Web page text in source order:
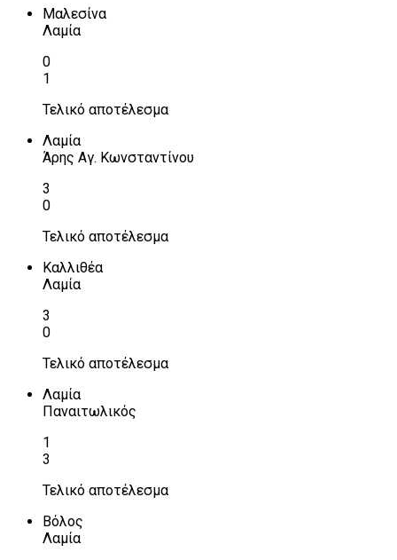
Μαλεσίνα
Λαμία
0
1
Τελικό αποτέλεσμα
Λαμία
Άρης Αγ. Κωνσταντίνου
3
0
Τελικό αποτέλεσμα
Καλλιθέα
Λαμία
3
0
Τελικό αποτέλεσμα
Λαμία
Παναιτωλικός
1
3
Τελικό αποτέλεσμα
Βόλος
Λαμία